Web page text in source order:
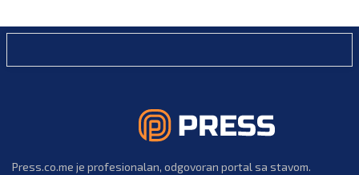
Press.co.me je profesionalan, odgovoran portal sa stavom.